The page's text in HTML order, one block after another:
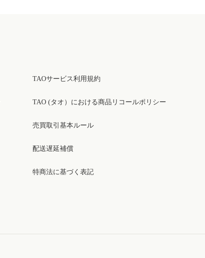
TAOサービス利用規約
TAO (タオ）における商品リコールポリシー
売買取引基本ルール
配送遅延補償
特商法に基づく表記